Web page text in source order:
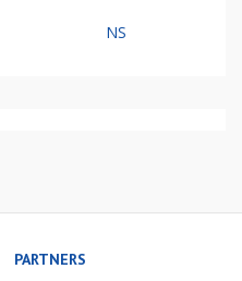
NS
PARTNERS